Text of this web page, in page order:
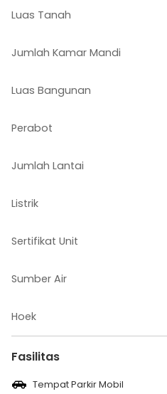
Luas Tanah
Jumlah Kamar Mandi
Luas Bangunan
Perabot
Jumlah Lantai
Listrik
Sertifikat Unit
Sumber Air
Hoek
Fasilitas
Tempat Parkir Mobil